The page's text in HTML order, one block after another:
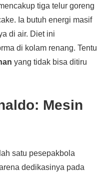
tiga telur goreng
Ia butuh energi masif
di air. Diet ini
di kolam renang. Tentu
yang tidak bisa ditiru
Mesin
satu pesepakbola
dedikasinya pada